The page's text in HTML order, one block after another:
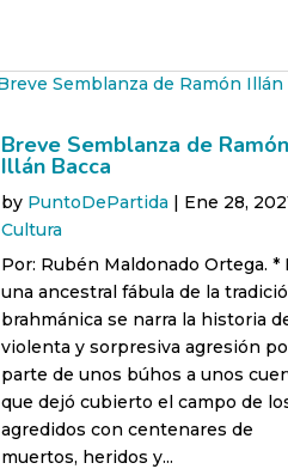
Breve Semblanza de Ramón
Illán Bacca
by PuntoDePartida | Ene 28,
Cultura
Por: Rubén Maldonado Ortega. *
una ancestral fábula de la
brahmánica se narra la historia
violenta y sorpresiva agresión
parte de unos búhos a unos
que dejó cubierto el campo de
agredidos con centenares de
muertos, heridos y...